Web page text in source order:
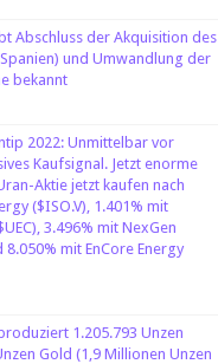
Abschluss der Akquisition des
und Umwandlung der
bekannt
2022: Unmittelbar vor
Kaufsignal. Jetzt enorme
Aktie jetzt kaufen nach
($ISO.V), 1.401% mit
3.496% mit NexGen
8.050% mit EnCore Energy
1.205.793 Unzen
Gold (1,9 Millionen Unzen